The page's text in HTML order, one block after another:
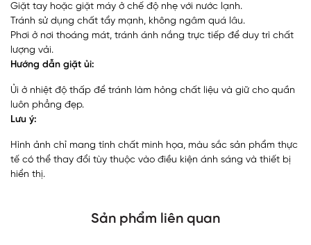
Giặt tay hoặc giặt máy ở chế độ nhẹ với nước lạnh.
Tránh sử dụng chất tẩy mạnh, không ngâm quá lâu.
Phơi ở nơi thoáng mát, tránh ánh nắng trực tiếp để duy trì chất
lượng vải.
Hướng dẫn giặt ủi:
Ủi ở nhiệt độ thấp để tránh làm hỏng chất liệu và giữ cho quần
luôn phẳng đẹp.
Lưu ý:
Hình ảnh chỉ mang tính chất minh họa, màu sắc sản phẩm thực
tế có thể thay đổi tùy thuộc vào điều kiện ánh sáng và thiết bị
hiển thị.
Sản phẩm liên quan